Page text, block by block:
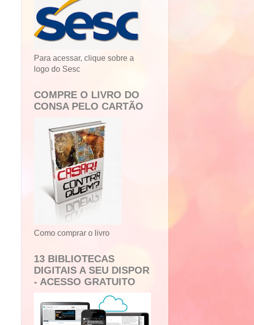
Para acessar, clique sobre a
logo do Sesc
COMPRE O LIVRO DO
CONSA PELO CARTÃO
Como comprar o livro
13 BIBLIOTECAS
DIGITAIS A SEU DISPOR
- ACESSO GRATUITO